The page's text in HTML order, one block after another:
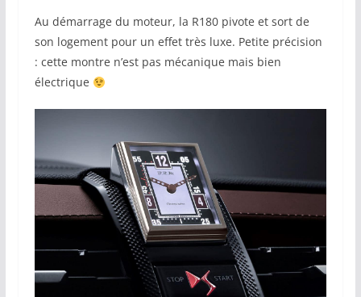
Au démarrage du moteur, la R180 pivote et sort de
son logement pour un effet très luxe. Petite précision
: cette montre n’est pas mécanique mais bien
électrique